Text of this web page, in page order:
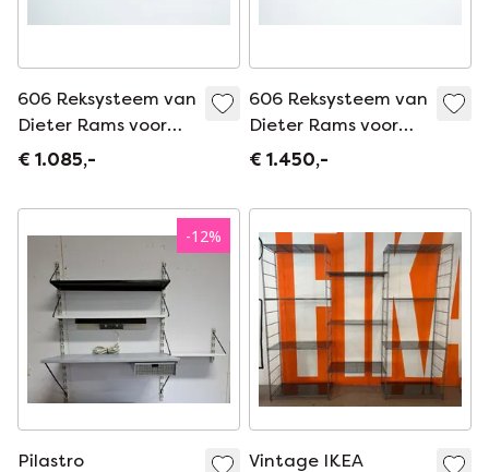
606 Reksysteem van
Dieter Rams voor
Vitsoe (jaren 1960)
€ 1.085,-
606 Reksysteem van
Dieter Rams voor
Vitsoe (jaren 1960)
€ 1.450,-
-12%
Pilastro
Vintage IKEA